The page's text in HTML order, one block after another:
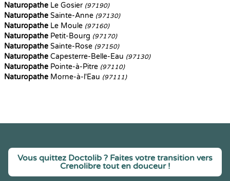
Naturopathe Le Gosier (97190)
Naturopathe Sainte-Anne (97130)
Naturopathe Le Moule (97160)
Naturopathe Petit-Bourg (97170)
Naturopathe Sainte-Rose (97150)
Naturopathe Capesterre-Belle-Eau (97130)
Naturopathe Pointe-à-Pitre (97110)
Naturopathe Morne-à-l'Eau (97111)
Vous quittez Doctolib ? Faites votre transition vers
Crenolibre tout en douceur !